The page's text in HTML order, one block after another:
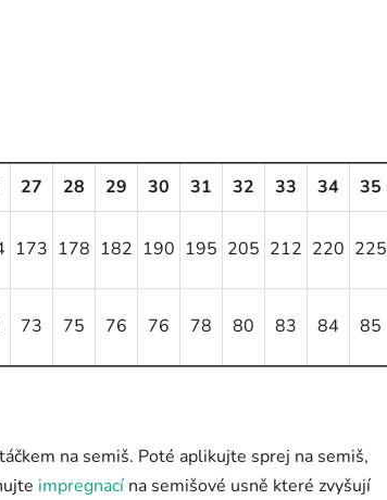
27 28 29 30 31 32 33 34
35
173 178 182 190 195 205 212 220 225
73 75 76 76 78 80 83 84 85
na semiš. Poté aplikujte sprej na semiš,
impregnací na semišové usně které zvyšují